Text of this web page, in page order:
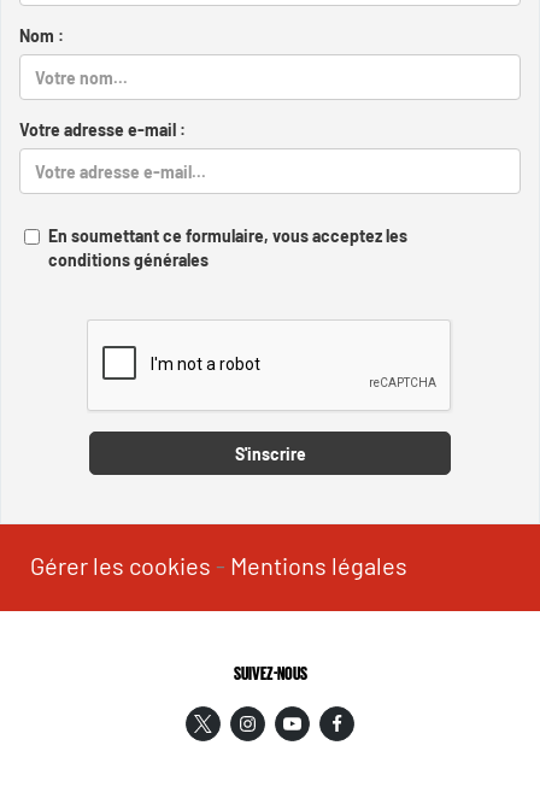
Nom :
Votre adresse e-mail :
En soumettant ce formulaire, vous acceptez les
conditions générales
S'inscrire
Gérer les cookies - Mentions légales
SUIVEZ-NOUS